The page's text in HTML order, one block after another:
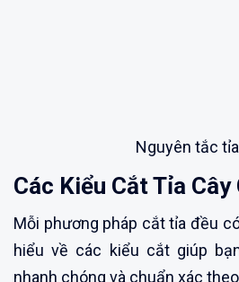
Nguyên tắc
Các Kiểu Cắt Tỉa Cây
Mỗi phương pháp cắt tỉa đều
hiểu về các kiểu cắt giúp
nhanh chóng và chuẩn xác